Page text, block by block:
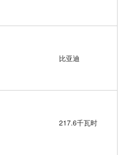
				217.6千瓦时